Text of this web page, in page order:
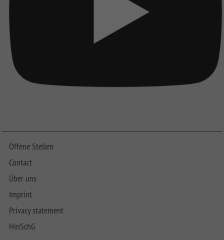
Offene Stellen
Contact
Über uns
Imprint
Privacy statement
HinSchG